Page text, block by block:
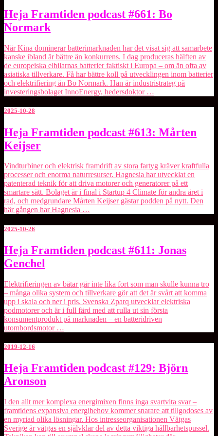
Heja
Framtiden
podcast
Bo
Normark
Heja Framtiden podcast #661: Bo
Normark
När Kina dominerar batterimarknaden har det visat sig att samarbete
kanske ibland är bättre än konkurrens. I dag produceras hälften av
de europeiska elbilarnas batterier faktiskt i Europa – om än ofta av
asiatiska tillverkare. Få har bättre koll på utvecklingen inom batterier
och elektrifiering än Bo Normark. Han är industristrateg på
investeringsbolaget ⁠InnoEnergy⁠, hedersdoktor …
2025-10-28
Heja
Framtiden
podcast
Mårten
Keijser
Heja Framtiden podcast #613: Mårten
Keijser
Vindturbiner och elektrisk framdrift av stora fartyg kräver kraftfulla
processer och enorma naturresurser. ⁠Hagnesia⁠ har utvecklat en
patenterad teknik för att driva motorer och generatorer på ett
smartare sätt. Bolaget är i final i Startup 4 Climate för andra året i
rad, och medgrundare Mårten Keijser gästar podden på nytt. Den
här gången har Hagnesia …
2025-10-26
Heja
Framtiden
podcast
Jonas
Genchel
Heja Framtiden podcast #611: Jonas
Genchel
Elektrifieringen av båtar går inte lika fort som man skulle kunna tro
– många olika system och tillverkare gör att det är svårt att komma
upp i skala och ner i pris. Svenska ⁠Zparq⁠ utvecklar elektriska
podmotorer och är i full färd med att rulla ut sin första
konsumentprodukt på marknaden – en batteridriven
utombordsmotor …
2019-12-16
Heja
Framtiden
podcast
Björn
Aronson
Heja Framtiden podcast #129: Björn
Aronson
I den allt mer komplexa energimixen finns inga svartvita svar –
framtidens expansiva energibehov kommer snarare att tillgodoses av
en myriad olika lösningar. Hos intresseorganisationen Vätgas
Sverige är vätgas en självklar del av detta viktiga hållbarhetspussel.